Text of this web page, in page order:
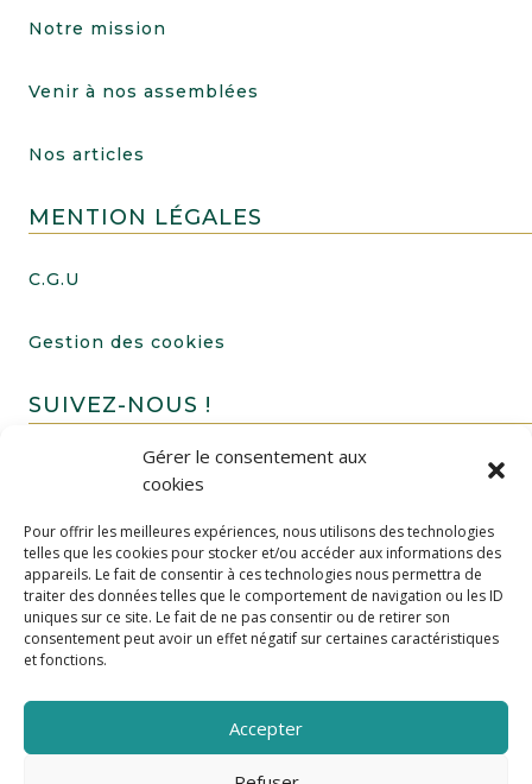
Gérer le consentement aux
cookies
Pour offrir les meilleures expériences, nous utilisons des technologies
telles que les cookies pour stocker et/ou accéder aux informations des
appareils. Le fait de consentir à ces technologies nous permettra de
traiter des données telles que le comportement de navigation ou les ID
uniques sur ce site. Le fait de ne pas consentir ou de retirer son
consentement peut avoir un effet négatif sur certaines caractéristiques
et fonctions.
Accepter
Notre mission
Venir à nos assemblées
Nos articles
MENTION LÉGALES
C.G.U
Gestion des cookies
SUIVEZ-NOUS !
FAIRE UN DON